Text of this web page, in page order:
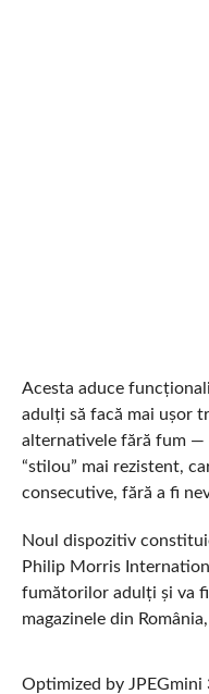
Acesta aduce
adulți să facă mai ușor
alternativele fără fum —
“stilou” mai rezistent,
consecutive, fără a fi
Noul dispozitiv
Philip Morris
fumătorilor adulți și va
magazinele din
Optimized by